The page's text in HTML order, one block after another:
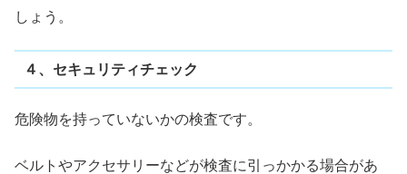
しょう。
４、セキュリティチェック
危険物を持っていないかの検査です。
ベルトやアクセサリーなどが検査に引っかかる場合があ